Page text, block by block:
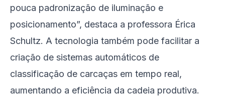
pouca padronização de iluminação e
posicionamento”, destaca a professora Érica
Schultz. A tecnologia também pode facilitar a
criação de sistemas automáticos de
classificação de carcaças em tempo real,
aumentando a eficiência da cadeia produtiva.